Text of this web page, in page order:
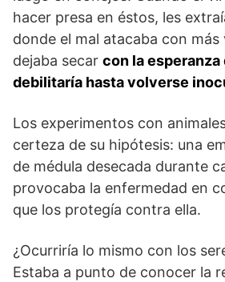
hacer presa en éstos, les
donde el mal atacaba con más
dejaba secar con la
debilitaría hasta volverse
Los experimentos con
certeza de su hipótesis: una
de médula desecada durante
provocaba la enfermedad en
que los protegía contra ella.
¿Ocurriría lo mismo con los
Estaba a punto de conocer la